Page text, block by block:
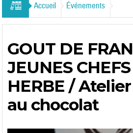
Accueil Événements
GOUT DE
JEUNES
HERBE /
au chocolat